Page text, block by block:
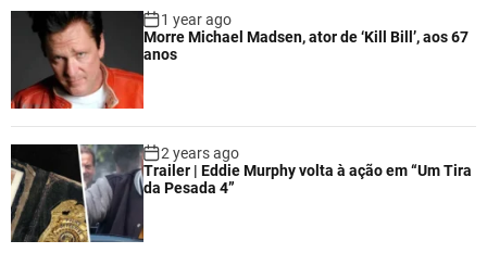
1 year ago
Morre Michael Madsen, ator de ‘Kill Bill’, aos 67
anos
2 years ago
Trailer | Eddie Murphy volta à ação em “Um Tira
da Pesada 4”